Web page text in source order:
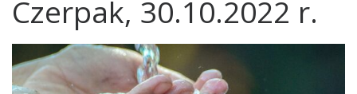
Czerpak, 30.10.2022 r.